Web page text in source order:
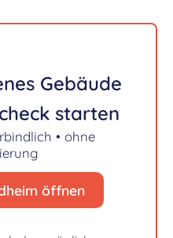
Gebäude
starten
• ohne
öffnen